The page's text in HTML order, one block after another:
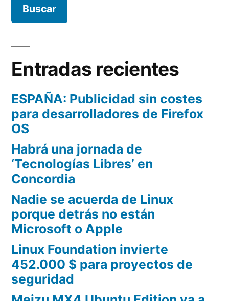
Entradas recientes
ESPAÑA: Publicidad sin costes
para desarrolladores de Firefox
OS
Habrá una jornada de
‘Tecnologías Libres’ en
Concordia
Nadie se acuerda de Linux
porque detrás no están
Microsoft o Apple
Linux Foundation invierte
452.000 $ para proyectos de
seguridad